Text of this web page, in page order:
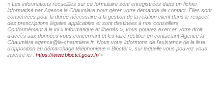
« Les informations recueillies sur ce formulaire sont enregistrées dans un fichier
informatisé par Agence la Chaumière pour gérer votre demande de contact. Elles sont
conservées pour la durée nécessaire à la gestion de la relation client dans le respect
des prescriptions légales applicables et sont destinées à nos conseillers
Conformément à la loi « informatique et libertés », vous pouvez exercer votre droit
d'accès aux données vous concernant et les faire rectifier en contactant Agence la
Chaumière agence@la-chaumiere.fr. Nous vous informons de l'existence de la liste
d'opposition au démarchage téléphonique « Bloctel », sur laquelle vous pouvez vous
inscrire ici : https://www.bloctel.gouv.fr/»